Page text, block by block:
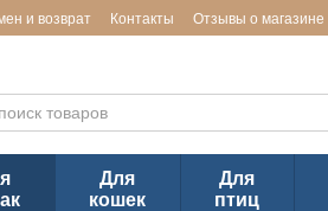
и возврат Контакты Отзывы о магазине
Для
кошек
Для
птиц